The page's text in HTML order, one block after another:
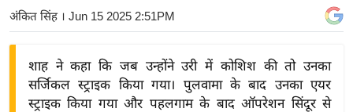
ज़
ने
द्यो
अंकित सिंह। Jun 15 2025 2:51PM
शाह ने कहा कि जब उन्होंने उरी में कोशिश की तो उनका
सर्जिकल स्ट्राइक किया गया। पुलवामा के बाद उनका एयर
स्ट्राइक किया गया और पहलगाम के बाद ऑपरेशन सिंदूर से